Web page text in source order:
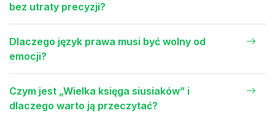
bez utraty precyzji?
Dlaczego język prawa musi być wolny od
emocji?
Czym jest „Wielka księga siusiaków” i
dlaczego warto ją przeczytać?